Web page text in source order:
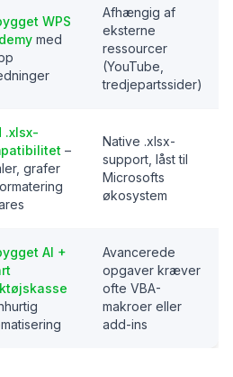
WPS
med
Afhængig af
eksterne
ressourcer
(YouTube,
tredjepartssider)
.xlsx-
–
grafer
Native .xlsx-
support, låst til
Microsofts
økosystem
AI +
Avancerede
opgaver kræver
ofte VBA-
makroer eller
add-ins